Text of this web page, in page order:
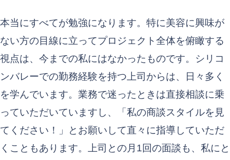
本当にすべてが勉強になります。特に美容に興味が
ない方の目線に立ってプロジェクト全体を俯瞰する
視点は、今までの私にはなかったものです。シリコ
ンバレーでの勤務経験を持つ上司からは、日々多く
を学んでいます。業務で迷ったときは直接相談に乗
っていただいていますし、「私の商談スタイルを見
てください！」とお願いして直々に指導していただ
くこともあります。上司との月1回の面談も、私にと